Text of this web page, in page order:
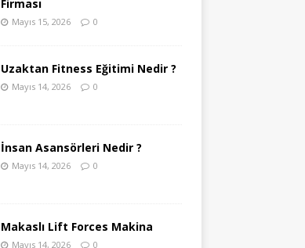
Firması
Mayıs 15, 2026 0
Uzaktan Fitness Eğitimi Nedir ?
Mayıs 14, 2026 0
İnsan Asansörleri Nedir ?
Mayıs 14, 2026 0
Makaslı Lift Forces Makina
Mayıs 14, 2026 0